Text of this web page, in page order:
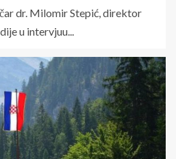
dr. Milomir Stepić, direktor
u intervjuu...